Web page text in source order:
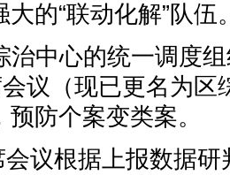
大的“联动化解”队伍
治中心的统一调度
会议（现已更名为
防个案变类案。
会议根据上报数据